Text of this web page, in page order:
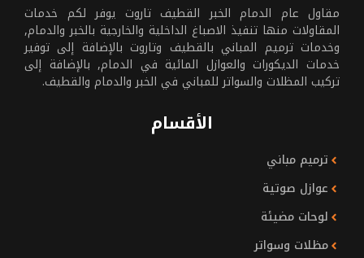
مقاول عام الدمام الخبر القطيف تاروت يوفر لكم خدمات
المقاولات منها تنفيذ الاصباغ الداخلية والخارجية بالخبر والدمام,
وخدمات ترميم المباني بالقطيف وتاروت بالإضافة إلى توفير
خدمات الديكورات والعوازل المائية في الدمام, بالإضافة إلى
تركيب المظلات والسواتر للمباني في الخبر والدمام والقطيف.
الأقسام
ترميم مباني
عوازل صوتية
لوحات مضيئة
مظلات وسواتر